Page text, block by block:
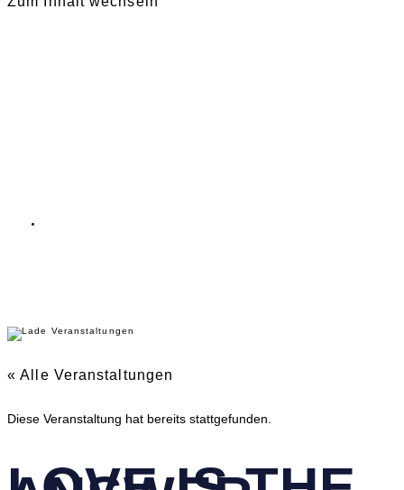
« Alle Veranstaltungen
Diese Veranstaltung hat bereits stattgefunden.